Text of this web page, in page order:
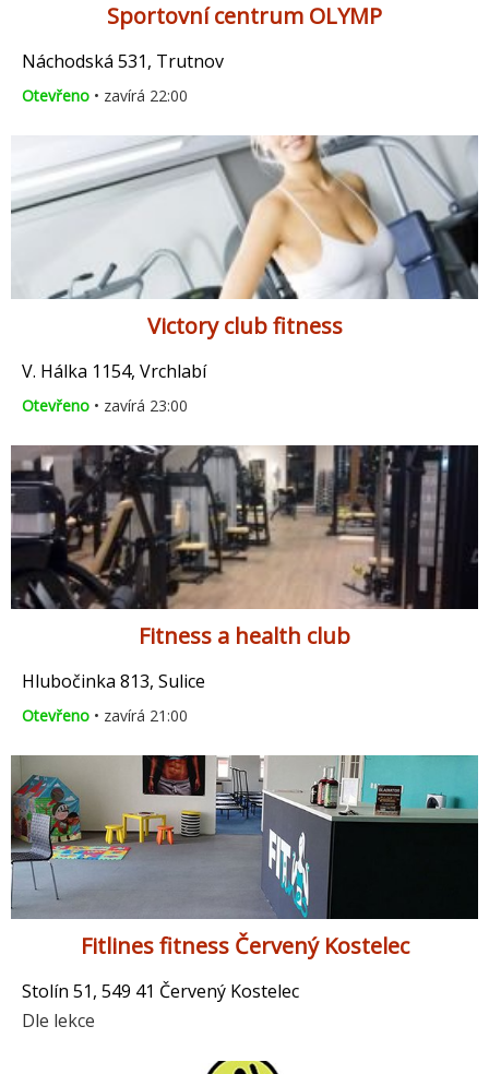
Sportovní centrum OLYMP
Náchodská 531, Trutnov
Otevřeno • zavírá 22:00
Victory club fitness
V. Hálka 1154, Vrchlabí
Otevřeno • zavírá 23:00
Fitness a health club
Hlubočinka 813, Sulice
Otevřeno • zavírá 21:00
Fitlines fitness Červený Kostelec
Stolín 51, 549 41 Červený Kostelec
Dle lekce